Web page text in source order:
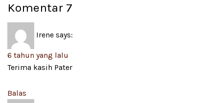
Komentar 7
Irene says:
6 tahun yang lalu
Terima kasih Pater
Balas